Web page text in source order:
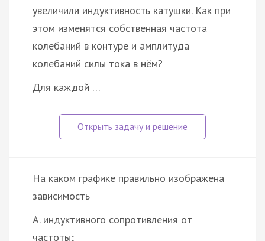
увеличили индуктивность катушки. Как при
этом изменятся собственная частота
колебаний в контуре и амплитуда
колебаний силы тока в нём?
Для каждой …
На каком графике правильно изображена
зависимость
А. индуктивного сопротивления от
частоты;